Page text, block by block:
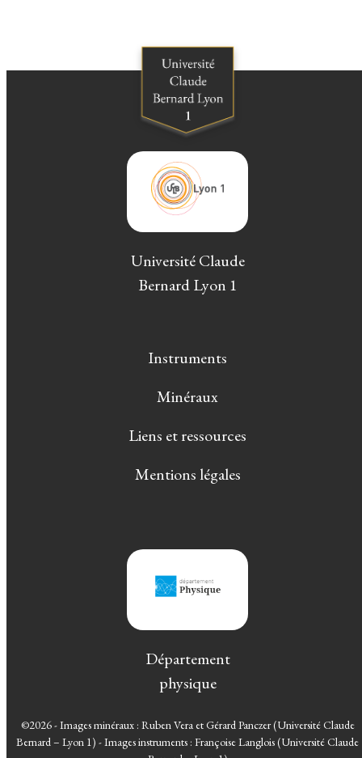
Université Claude
Bernard Lyon 1
Instruments
Minéraux
Liens et ressources
Mentions légales
Département
physique
©2026 - Images minéraux : Ruben Vera et Gérard Panczer (Université Claude
Bernard – Lyon 1) - Images instruments : Françoise Langlois (Université Claude